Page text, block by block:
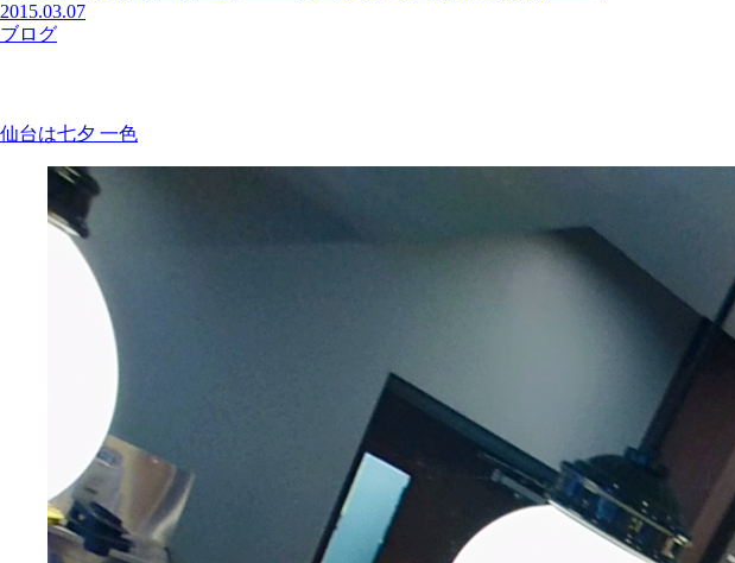
2015.03.07
ブログ
仙台は七夕 一色